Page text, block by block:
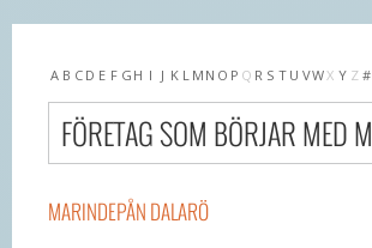
A B C D E F G H I J K L M N O P Q R S T U VWX Y Z #
FÖRETAG SOM BÖRJAR MED M
MARINDEPÅN DALARÖ